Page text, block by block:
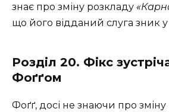
знає про зміну розкладу
що його відданий слуга зник у
Розділ 20. Фікс
Фоґґом
Фоґґ, досі не знаючи про